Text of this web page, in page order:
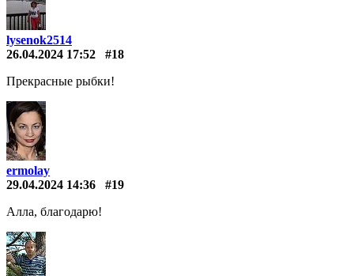
lysenok2514
26.04.2024 17:52
#18
Прекрасные рыбки!
ermolay
29.04.2024 14:36
#19
Алла, благодарю!